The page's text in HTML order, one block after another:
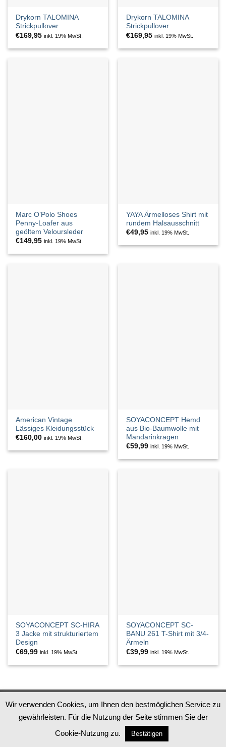
Drykorn TALOMINA
Strickpullover
€169,95 inkl. 19% MwSt.
Drykorn TALOMINA
Strickpullover
€169,95 inkl. 19% MwSt.
Marc O’Polo Shoes
Penny-Loafer aus
geöltem Veloursleder
€149,95 inkl. 19% MwSt.
YAYA Ärmelloses Shirt mit
rundem Halsausschnitt
€49,95 inkl. 19% MwSt.
American Vintage
Lässiges Kleidungsstück
€160,00 inkl. 19% MwSt.
SOYACONCEPT Hemd
aus Bio-Baumwolle mit
Mandarinkragen
€59,99 inkl. 19% MwSt.
SOYACONCEPT SC-HIRA
3 Jacke mit strukturiertem
Design
€69,99 inkl. 19% MwSt.
SOYACONCEPT SC-
BANU 261 T-Shirt mit 3/4-
Ärmeln
€39,99 inkl. 19% MwSt.
Datenschutz ImpressumAGB Widerruf
PayPal
Apple
MasterCard
Visa
Copyright 2026 ©Steingrube Mode
Wir verwenden Cookies, um Ihnen den bestmöglichen Service zu
gewährleisten. Für die Nutzung der Seite stimmen Sie der
Cookie-Nutzung zu.
Bestätigen